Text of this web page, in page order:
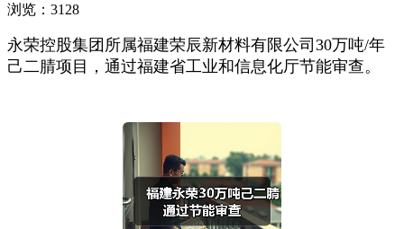
浏览：3128
永荣控股集团所属福建荣辰新材料有限公司30万吨/年
己二腈项目，通过福建省工业和信息化厅节能审查。